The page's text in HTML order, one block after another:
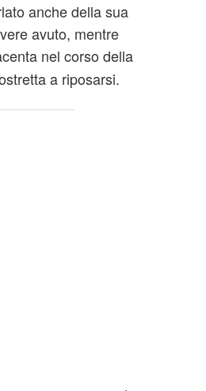
anche della sua
avuto, mentre
nel corso della
a riposarsi.